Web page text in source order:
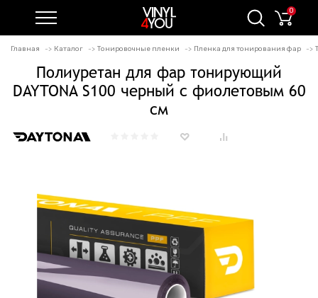
0
Главная Каталог Тонировочные пленки Пленка для тонирования фар
Полиуретан для фар тонирующий
DAYTONA S100 черный с фиолетовым 60
см